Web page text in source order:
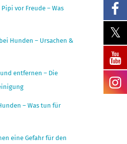
vor Freude – Was
Hunden – Ursachen &
entfernen – Die
– Was tun für
eine Gefahr für den